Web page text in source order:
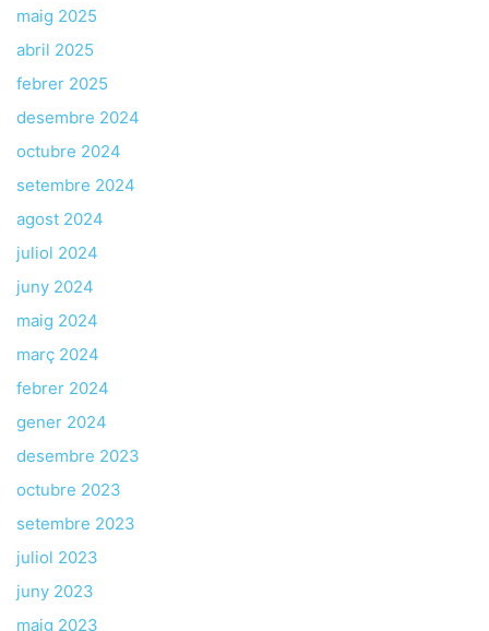
maig 2025
abril 2025
febrer 2025
desembre 2024
octubre 2024
setembre 2024
agost 2024
juliol 2024
juny 2024
maig 2024
març 2024
febrer 2024
gener 2024
desembre 2023
octubre 2023
setembre 2023
juliol 2023
juny 2023
maig 2023